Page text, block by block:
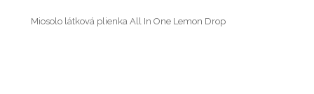
Miosolo látková plienka All In One Lemon Drop